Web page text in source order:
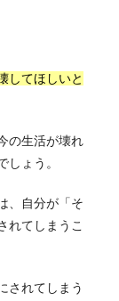
してほしいと
の生活が壊れ
ょう。
、自分が「そ
れてしまうこ
されてしまう